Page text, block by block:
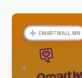
EMARTMALL.MN